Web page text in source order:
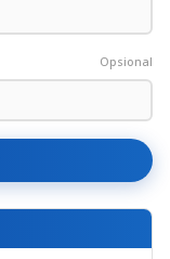
Opsional